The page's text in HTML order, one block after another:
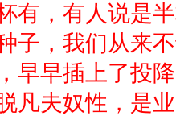
有，有人说是
子，我们从来
早早插上了投
凡夫奴性，是